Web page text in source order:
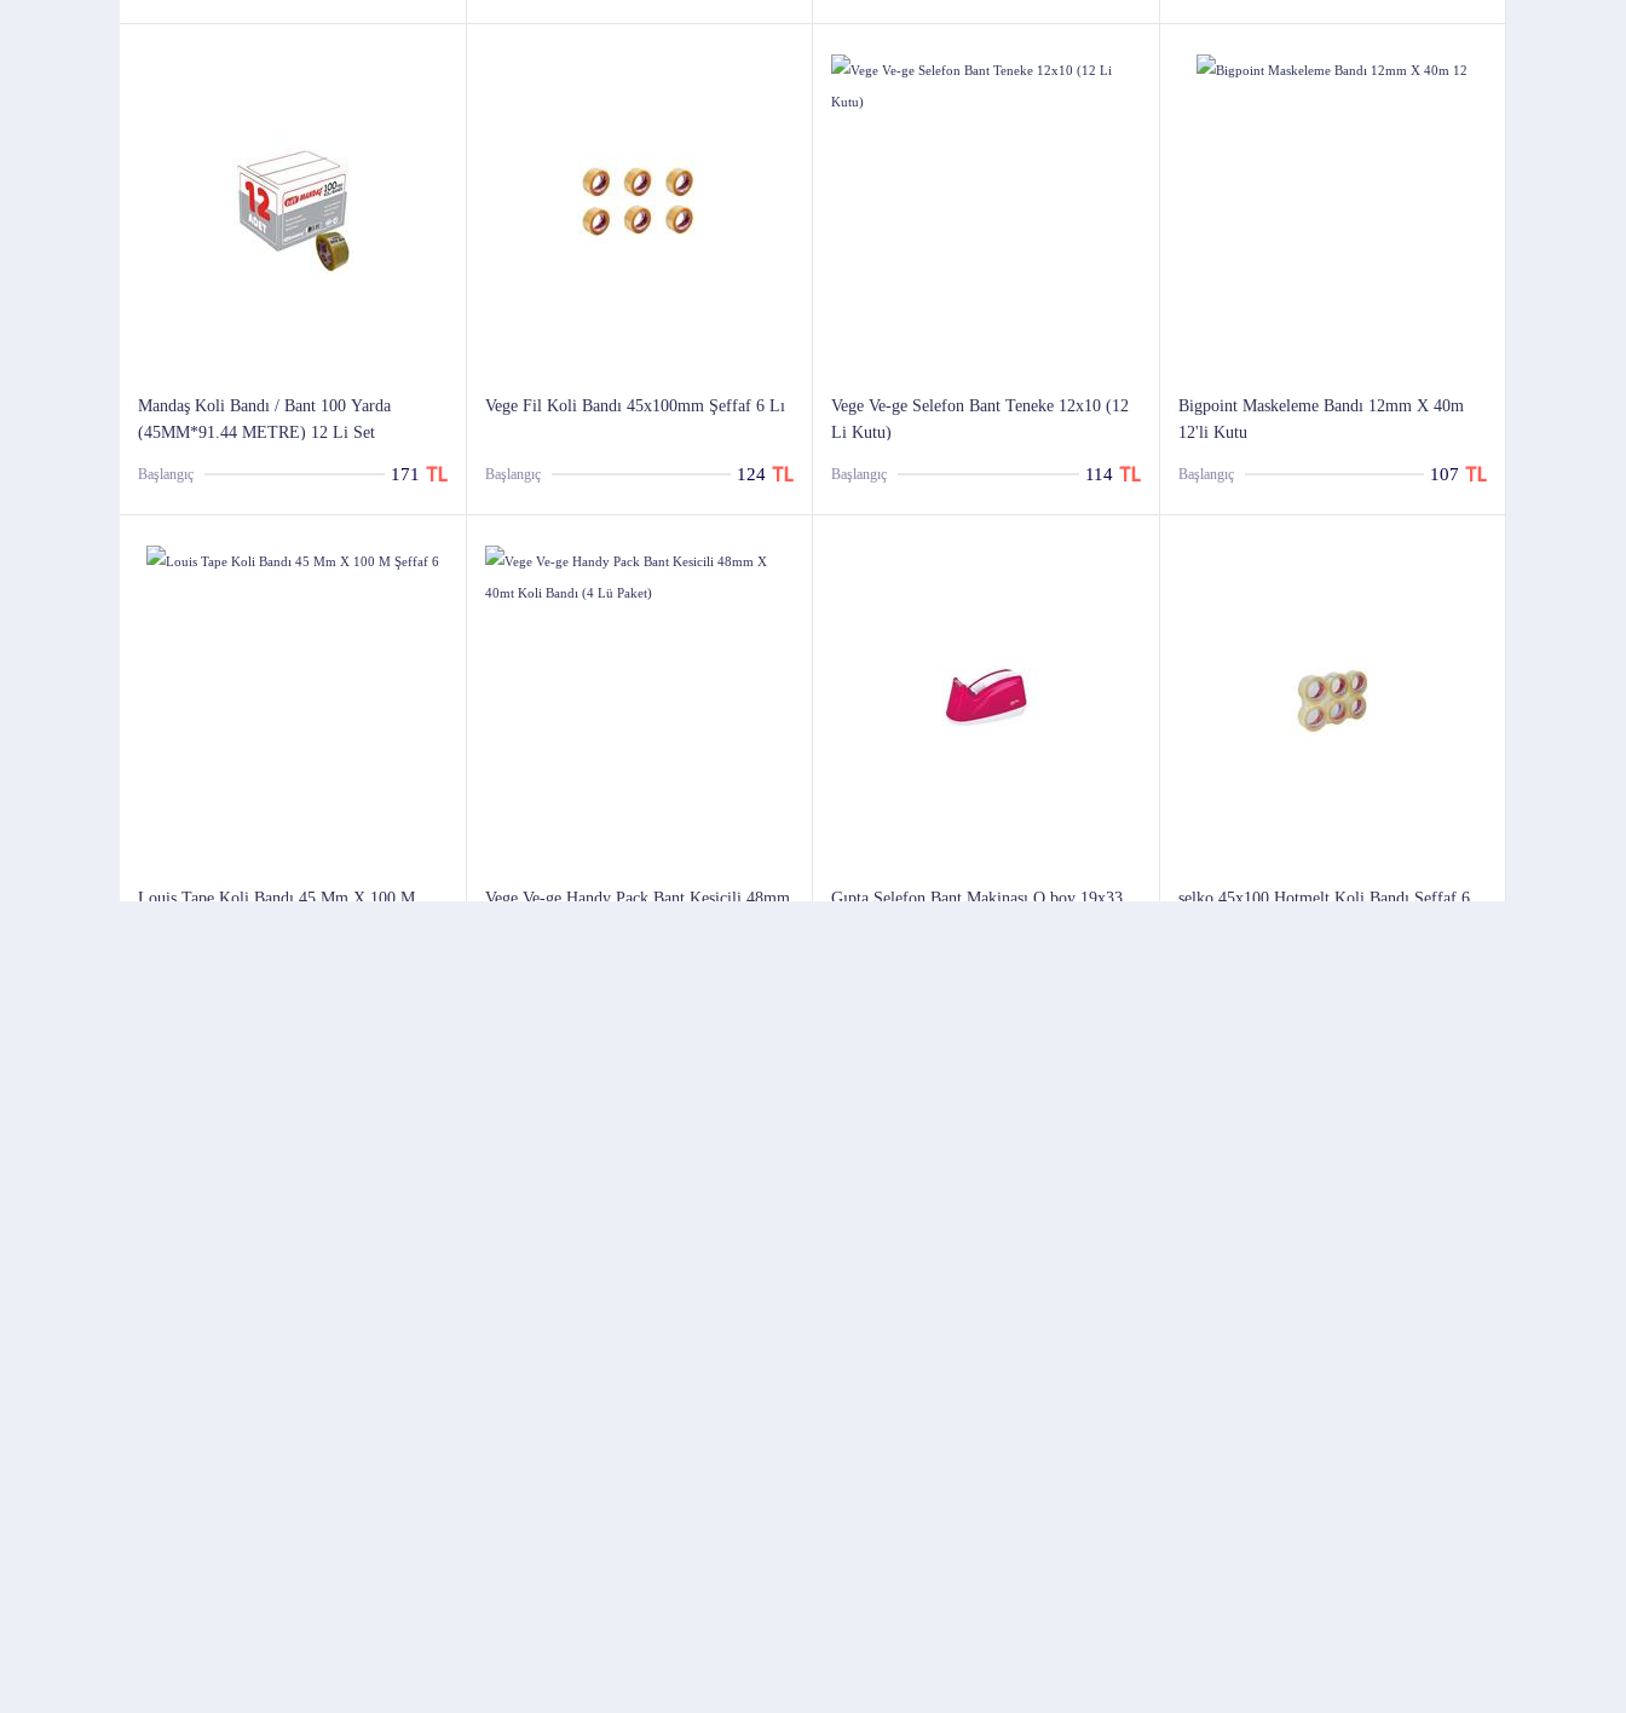
Mandaş Koli Bandı / Bant 100 Yarda
(45MM*91.44 METRE) 12 Li Set
Başlangıç 171
Vege Fil Koli Bandı 45x100mm Şeffaf 6 Lı
Başlangıç 124
Vege Ve-ge Selefon Bant Teneke 12x10 (12
Li Kutu)
Başlangıç 114
Bigpoint Maskeleme Bandı 12mm X 40m
12'li Kutu
Başlangıç 107
Louis Tape Koli Bandı 45 Mm X 100 M
Vege Ve-ge Handy Pack Bant Kesicili 48mm
Gıpta Selefon Bant Makinası O.boy 19x33
selko 45x100 Hotmelt Koli Bandı Şeffaf 6